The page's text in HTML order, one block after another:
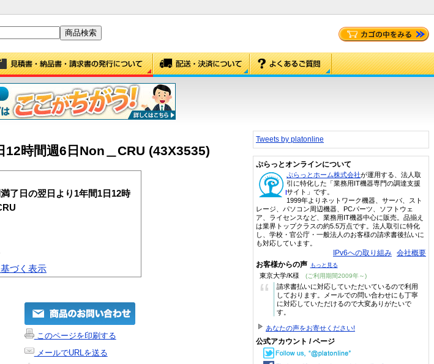
時間週6日Non＿CRU (43X3535)
了日の翌日より1年間1日12時
づく表示
このページを印刷する
メールでURLを送る
Tweets by platonline
ぷらっとオンラインについて
ぷらっとホーム株式会社が運用する、法人取
引に特化した「業務用IT機器専門の調達支援
サイト」です。
1999年よりネットワーク機器、サーバ、スト
レージ、パソコン周辺機器、PCパーツ、ソフトウェ
ア、ライセンスなど、業務用IT機器中心に販売。品揃え
は業界トップクラスの約5.5万点です。法人取引に特化
し、学校・官公庁・一般法人のお客様の請求書後払いに
も対応しています。
IPv6への取り組み 会社概要
お客様からの声 もっと見る
東京大学/K様 (ご利用期間2009年～)
“
請求書払いに対応していただいているので利用
しております。メールでの問い合わせにも丁寧
に対応していただけるので大変ありがたいで
す。
あなたの声をお寄せください!
公式アカウント / ページ